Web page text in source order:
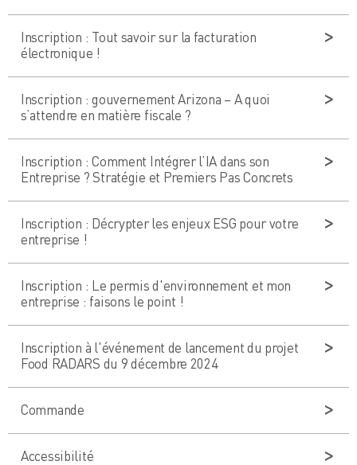
Inscription : Tout savoir sur la facturation
électronique !
Inscription : gouvernement Arizona – A quoi
s’attendre en matière fiscale ?
Inscription : Comment Intégrer l’IA dans son
Entreprise ? Stratégie et Premiers Pas Concrets
Inscription : Décrypter les enjeux ESG pour votre
entreprise !
Inscription : Le permis d'environnement et mon
entreprise : faisons le point !
Inscription à l'événement de lancement du projet
Food RADARS du 9 décembre 2024
Commande
Accessibilité